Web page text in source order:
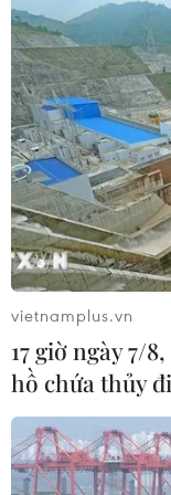
Cục diện ASEAN
quyết giành
có thể bị loại
07/08/2026 02:29
Lịch thi đấu
7/8: Việt Nam
07/08/2026 00:07
Công Phượng
trong ngày tái
06/08/2026 11:49
vietnamplus.vn
17 giờ ngày 7/
hồ chứa thủy